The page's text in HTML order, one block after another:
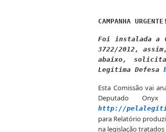
CAMPANHA URGENTE!
Foi instalada a
3722/2012,
abaixo,
Legítima Defesa
Esta Comissão vai
Deputado
http://
para Relatório
na legislação